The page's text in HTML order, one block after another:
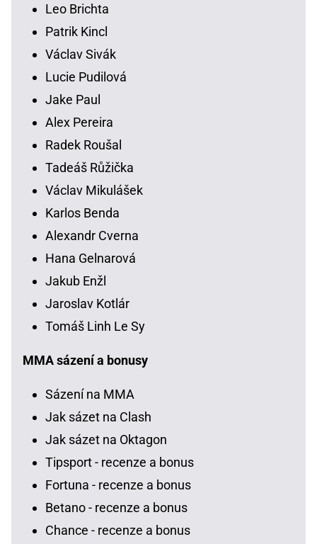
Leo Brichta
Patrik Kincl
Václav Sivák
Lucie Pudilová
Jake Paul
Alex Pereira
Radek Roušal
Tadeáš Růžička
Václav Mikulášek
Karlos Benda
Alexandr Cverna
Hana Gelnarová
Jakub Enžl
Jaroslav Kotlár
Tomáš Linh Le Sy
MMA sázení a bonusy
Sázení na MMA
Jak sázet na Clash
Jak sázet na Oktagon
Tipsport - recenze a bonus
Fortuna - recenze a bonus
Betano - recenze a bonus
Chance - recenze a bonus